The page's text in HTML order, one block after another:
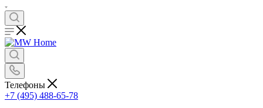
Телефоны
+7 (495) 488-65-78